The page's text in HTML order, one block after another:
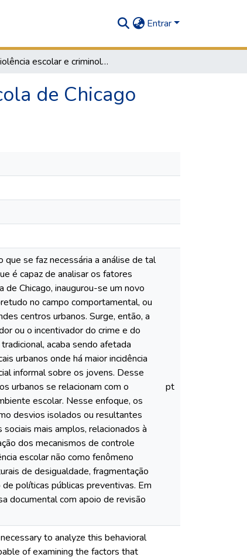
Entrar
Violência escolar e criminologia: contribuições da Escola de Chicago
de Chicago
se faz necessária a análise de tal
é capaz de analisar os fatores
Chicago, inaugurou-se um novo
no campo comportamental, ou
centros urbanos. Surge, então, a
ou o incentivador do crime e do
acaba sendo afetada
urbanos onde há maior incidência
informal sobre os jovens. Desse
urbanos se relacionam com o
escolar. Nesse enfoque, os
desvios isolados ou resultantes
mais amplos, relacionados à
dos mecanismos de controle
escolar não como fenômeno
de desigualdade, fragmentação
políticas públicas preventivas. Em
documental com apoio de revisão
pt
to analyze this behavioral
of examining the factors that